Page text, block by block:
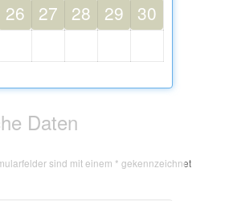
26 27 28 29
30
Daten
sind mit einem * gekennzeichnet